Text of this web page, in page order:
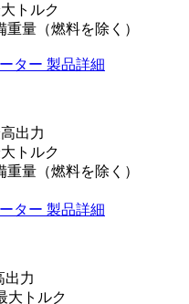
トルク
重量（燃料を除く）
ター 製品詳細
出力
トルク
重量（燃料を除く）
ター 製品詳細
出力
大トルク